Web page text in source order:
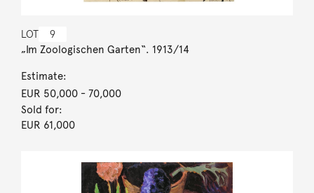
LOT 9
„Im Zoologischen Garten“. 1913/14
Estimate:
EUR 50,000- 70,000
Sold for:
EUR 61,000